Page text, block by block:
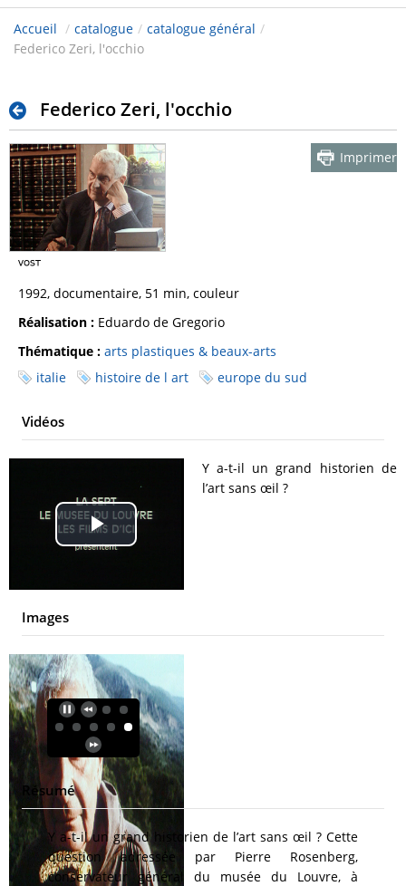
Accueil / catalogue / catalogue général /
Federico Zeri, l'occhio
Federico Zeri, l'occhio
Imprimer
1992, documentaire, 51 min, couleur
Réalisation : Eduardo de Gregorio
Thématique : arts plastiques & beaux-arts
italie
histoire de l art europe du sud
Vidéos
Play
Video
Y a-t-il un grand historien de
l’art sans œil ?
Images
Résumé
Y a-t-il un grand historien de l’art sans œil ? Cette
question adressée par Pierre Rosenberg,
conservateur général du musée du Louvre, à